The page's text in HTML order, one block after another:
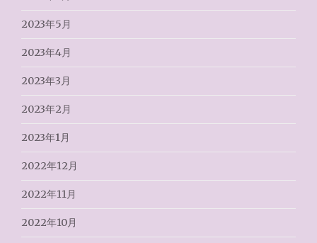
2023年5月
2023年4月
2023年3月
2023年2月
2023年1月
2022年12月
2022年11月
2022年10月